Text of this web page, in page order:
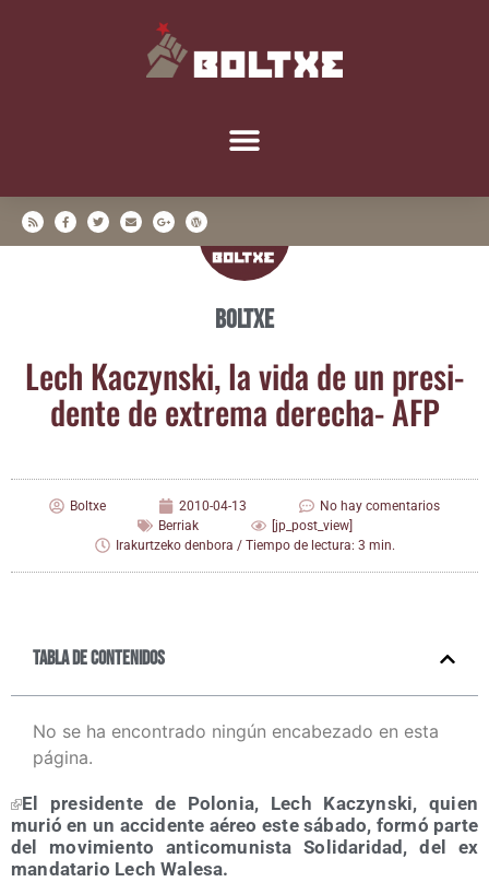
Boltxe
Lech Kaczyns­ki, la vida de un pre­si­
den­te de extre­ma dere­cha- AFP
Boltxe 2010-04-13
No hay comentarios
Berriak
[jp_post_view]
Irakurtzeko denbora / Tiempo de lectura: 3 min.
Tabla de contenidos
No se ha encontrado ningún encabezado en esta
página.
El pre­si­den­te de Polo­nia, Lech Kaczyns­ki, quien
murió en un acci­den­te aéreo este sába­do, for­mó par­te
del movi­mien­to anti­co­mu­nis­ta Soli­da­ri­dad, del ex
man­da­ta­rio Lech Walesa.